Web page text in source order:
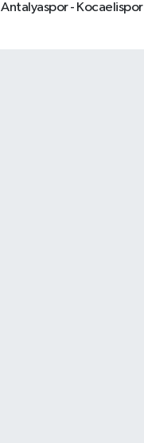
Antalyaspor - Kocaelispor